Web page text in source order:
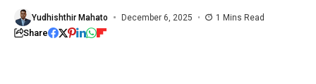
Yudhishthir Mahato December 6, 2025 1 Mins Read
Share